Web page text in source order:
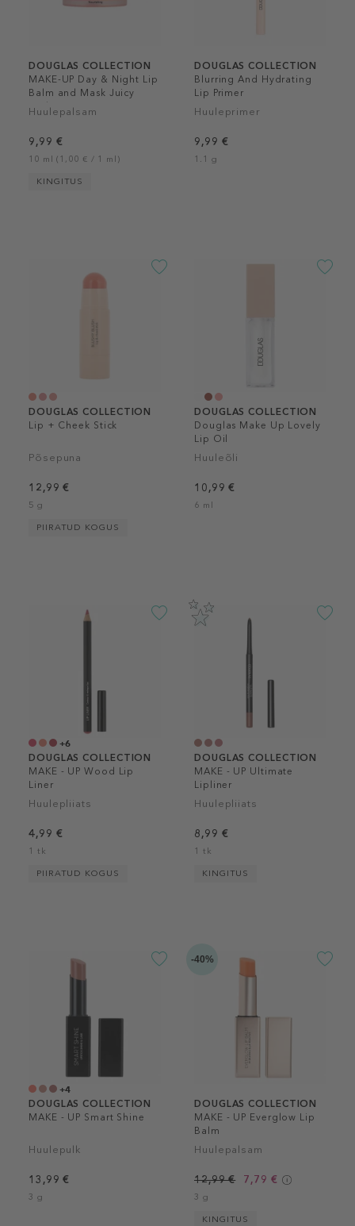
DOUGLAS COLLECTION
MAKE-UP Day & Night Lip
Balm and Mask Juicy
Sorbet
Huulepalsam
9,99 €
10 ml (1,00 € / 1 ml)
KINGITUS
DOUGLAS COLLECTION
Blurring And Hydrating
Lip Primer
Huuleprimer
9,99 €
1.1 g
DOUGLAS COLLECTION
Lip + Cheek Stick
Põsepuna
12,99 €
5 g
PIIRATUD KOGUS
DOUGLAS COLLECTION
Douglas Make Up Lovely
Lip Oil
Huuleõli
10,99 €
6 ml
+6
DOUGLAS COLLECTION
MAKE - UP Wood Lip
Liner
Huulepliiats
4,99 €
1 tk
PIIRATUD KOGUS
DOUGLAS COLLECTION
MAKE - UP Ultimate
Lipliner
Huulepliiats
8,99 €
1 tk
KINGITUS
+4
DOUGLAS COLLECTION
MAKE - UP Smart Shine
Huulepulk
13,99 €
3 g
-40%
DOUGLAS COLLECTION
MAKE - UP Everglow Lip
Balm
Huulepalsam
12,99 € 7,79 €
3 g
KINGITUS